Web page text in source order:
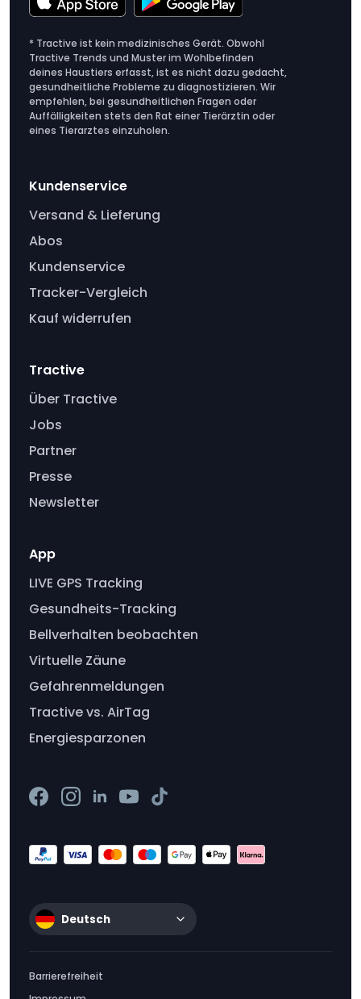
* Tractive ist kein medizinisches Gerät. Obwohl
Tractive Trends und Muster im Wohlbefinden
deines Haustiers erfasst, ist es nicht dazu gedacht,
gesundheitliche Probleme zu diagnostizieren. Wir
empfehlen, bei gesundheitlichen Fragen oder
Auffälligkeiten stets den Rat einer Tierärztin oder
eines Tierarztes einzuholen.
Kundenservice
Versand & Lieferung
Abos
Kundenservice
Tracker-Vergleich
Kauf widerrufen
Tractive
Über Tractive
Jobs
Partner
Presse
Newsletter
App
LIVE GPS Tracking
Gesundheits-Tracking
Bellverhalten beobachten
Virtuelle Zäune
Gefahrenmeldungen
Tractive vs. AirTag
Energiesparzonen
Deutsch
Barrierefreiheit